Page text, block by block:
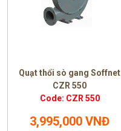
Quạt thổi sò gang Soffnet
CZR 550
Code: CZR 550
3,995,000 VNĐ